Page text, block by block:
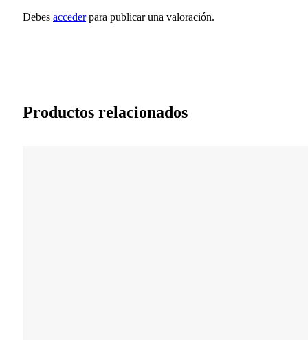
Debes accederpara publicar una valoración.
Productos relacionados